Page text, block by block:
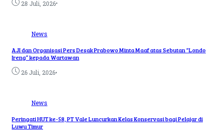
28 Juli, 2026•
News
AJI dan Organisasi Pers Desak Prabowo Minta Maaf atas Sebutan “Londo
Ireng” kepada Wartawan
26 Juli, 2026•
News
Peringati HUT ke-58, PT Vale Luncurkan Kelas Konservasi bagi Pelajar di
Luwu Timur